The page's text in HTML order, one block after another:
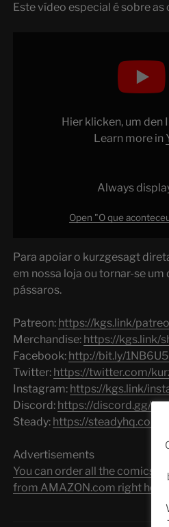
Este vídeo especial é sobre
Hier klicken, um den
Learn more in
Always
Open "O que
Para apoiar o kurzgesagt
em nossa loja ou tornar-se
pássaros.
Patreon: https://kgs.link/
Merchandise: https://kgs.link/
Facebook: http://bit.ly/
Twitter: https://twitter.com/
Instagram: https://kgs.link/
Discord: https://discord.gg/
Steady: https://steadyhq.com/
Advertisements
You can order all the comics
from AMAZON.com right here!